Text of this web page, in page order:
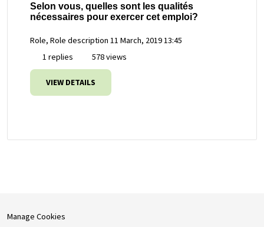
Selon vous, quelles sont les qualités
nécessaires pour exercer cet emploi?
Role, Role description 11 March, 2019 13:45
1 replies
578 views
VIEW DETAILS
Manage Cookies